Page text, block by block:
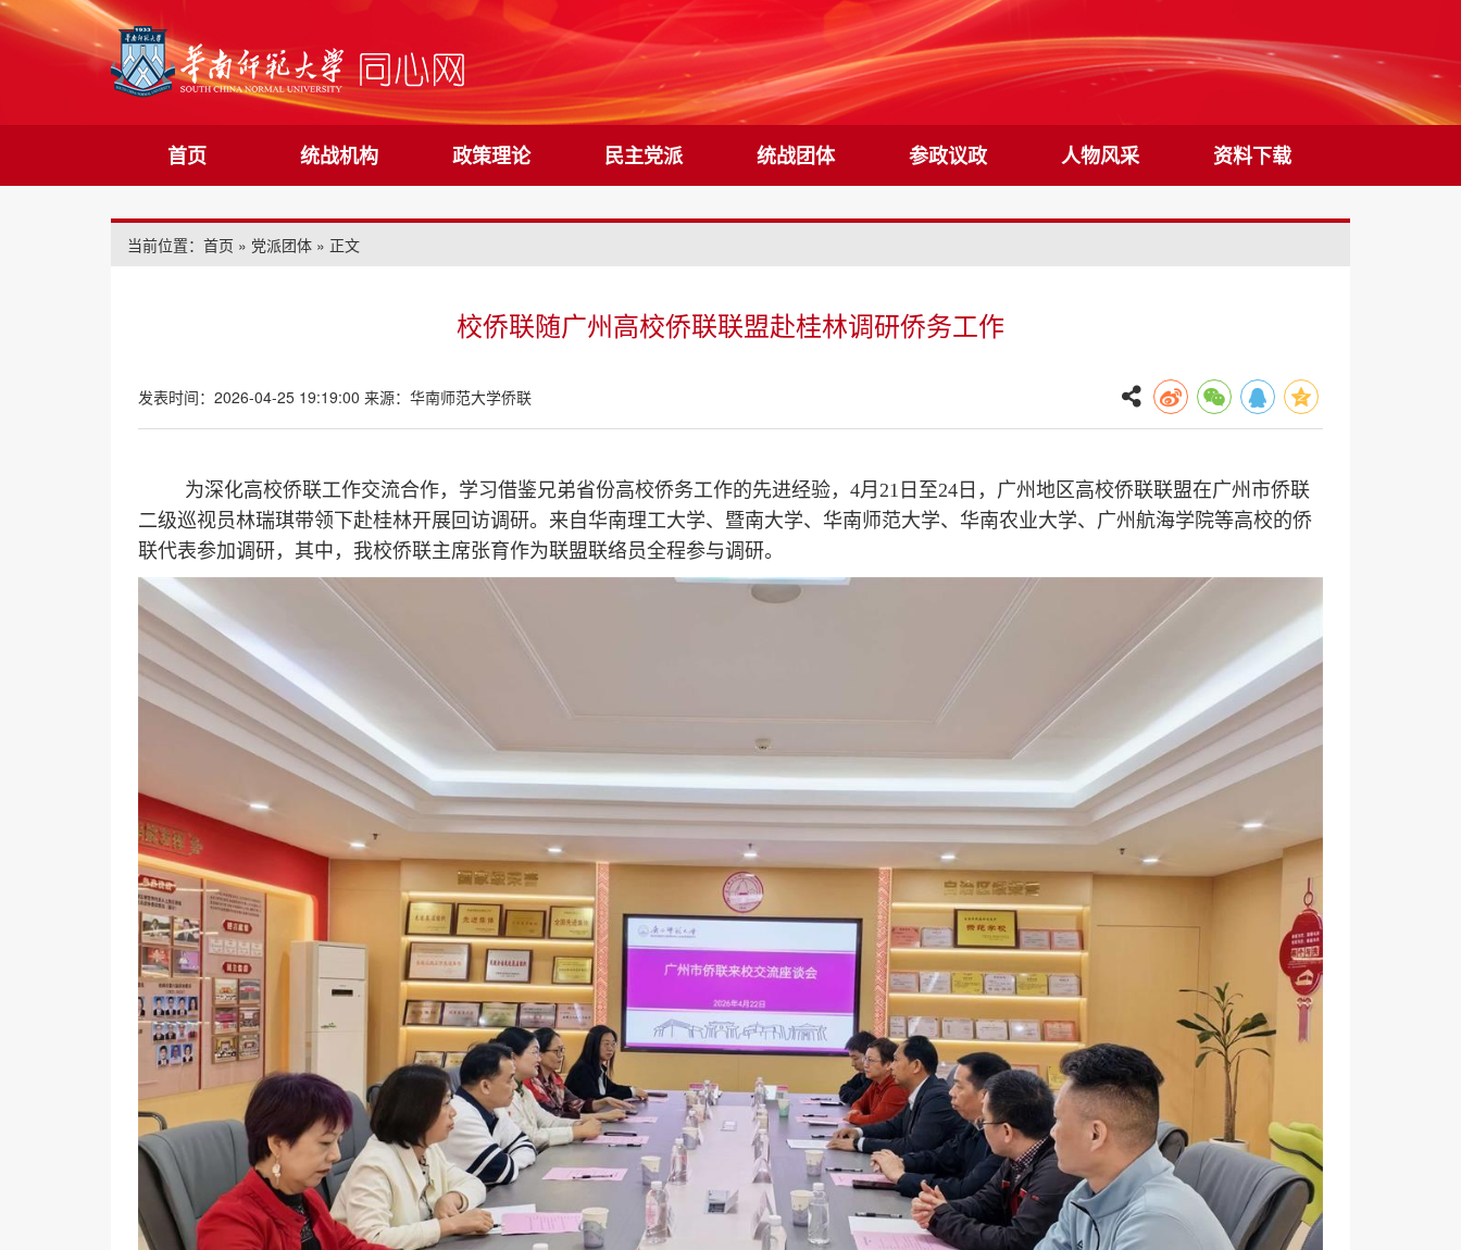
首页 统战机构 政策理论 民主党派 统战团体 参政议政 人物风采 资料下载
当前位置： 首页 » 党派团体 » 正文
校侨联随广州高校侨联联盟赴桂林调研侨务工作
发表时间：2026-04-25 19:19:00 来源：华南师范大学侨联
为深化高校侨联工作交流合作，学习借鉴兄弟省份高校侨务工作的先进经验，4月21日至24日，广州地区高校侨联联盟在广州市侨联
二级巡视员林瑞琪带领下赴桂林开展回访调研。来自华南理工大学、暨南大学、华南师范大学、华南农业大学、广州航海学院等高校的侨
联代表参加调研，其中，我校侨联主席张育作为联盟联络员全程参与调研。